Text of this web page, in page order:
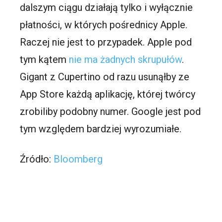
dalszym ciągu działają tylko i wyłącznie
płatności, w których pośrednicy Apple.
Raczej nie jest to przypadek. Apple pod
tym kątem nie ma żadnych skrupułów.
Gigant z Cupertino od razu usunąłby ze
App Store każdą aplikację, której twórcy
zrobiliby podobny numer. Google jest pod
tym względem bardziej wyrozumiałe.
Źródło: Bloomberg